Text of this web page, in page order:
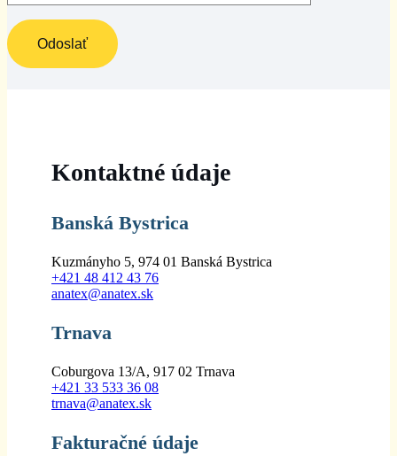
Kontaktné údaje
Banská Bystrica
Kuzmányho 5, 974 01 Banská Bystrica
+421 48 412 43 76
anatex@anatex.sk
Trnava
Coburgova 13/A, 917 02 Trnava
+421 33 533 36 08
trnava@anatex.sk
Fakturačné údaje